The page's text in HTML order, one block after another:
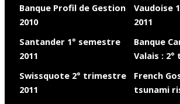
Banque Profil de Gestion
2010
Vaudoise
2011
Santander 1° semestre
2011
Banque
Valais :
Swissquote 2° trimestre
2011
French
tsunami